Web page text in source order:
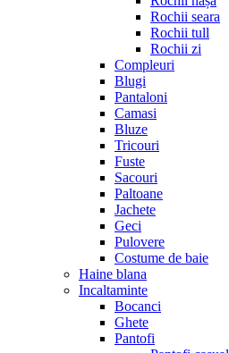
Rochii seara
Rochii tull
Rochii zi
Compleuri
Blugi
Pantaloni
Camasi
Bluze
Tricouri
Fuste
Sacouri
Paltoane
Jachete
Geci
Pulovere
Costume de baie
Haine blana
Incaltaminte
Bocanci
Ghete
Pantofi